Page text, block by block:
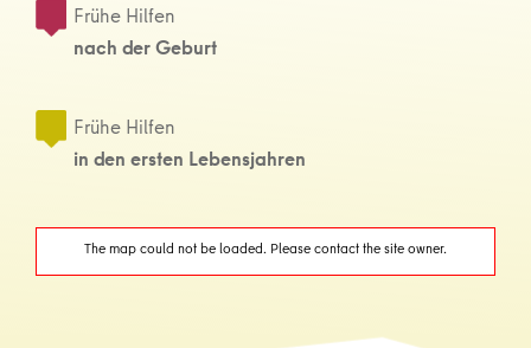
Frühe Hilfen
nach der Geburt
Frühe Hilfen
in den ersten Lebensjahren
The map could not be loaded. Please contact the site owner.